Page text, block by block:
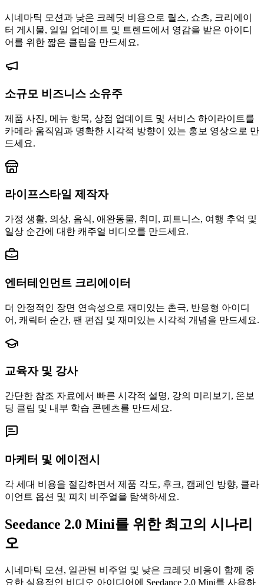
시네마틱 모션과 낮은 크레딧 비용으로 릴스, 쇼츠, 크리에이
터 게시물, 일일 업데이트 및 트렌드에서 영감을 받은 아이디
어를 위한 짧은 클립을 만드세요.
소규모 비즈니스 소유주
제품 사진, 메뉴 항목, 상점 업데이트 및 서비스 하이라이트를
카메라 움직임과 명확한 시각적 방향이 있는 홍보 영상으로 만
드세요.
라이프스타일 제작자
가정 생활, 의상, 음식, 애완동물, 취미, 피트니스, 여행 추억 및
일상 순간에 대한 캐주얼 비디오를 만드세요.
엔터테인먼트 크리에이터
더 안정적인 장면 연속성으로 재미있는 촌극, 반응형 아이디
어, 캐릭터 순간, 팬 편집 및 재미있는 시각적 개념을 만드세요.
교육자 및 강사
간단한 참조 자료에서 빠른 시각적 설명, 강의 미리보기, 온보
딩 클립 및 내부 학습 콘텐츠를 만드세요.
마케터 및 에이전시
각 세대 비용을 절감하면서 제품 각도, 후크, 캠페인 방향, 클라
이언트 옵션 및 피치 비주얼을 탐색하세요.
Seedance 2.0 Mini를 위한 최고의 시나리
오
시네마틱 모션, 일관된 비주얼 및 낮은 크레딧 비용이 함께 중
요한 실용적인 비디오 아이디어에 Seedance 2.0 Mini를 사용하